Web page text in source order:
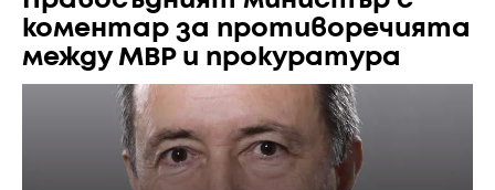
коментар за противоречията
между МВР и прокуратура